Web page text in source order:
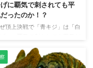
に覇気で刺されても平
ったのか！？
頂上決戦で「青キジ」は「白
たのか！？ 出典：ワンピース
話』 ワンピース第567話の
決戦で、青キジ（クザン）は